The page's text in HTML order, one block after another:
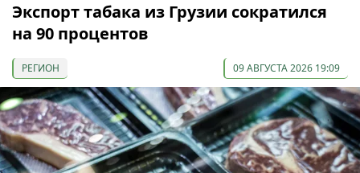
Экспорт табака из Грузии сократился
на 90 процентов
РЕГИОН 09 АВГУСТА 2026 19:09